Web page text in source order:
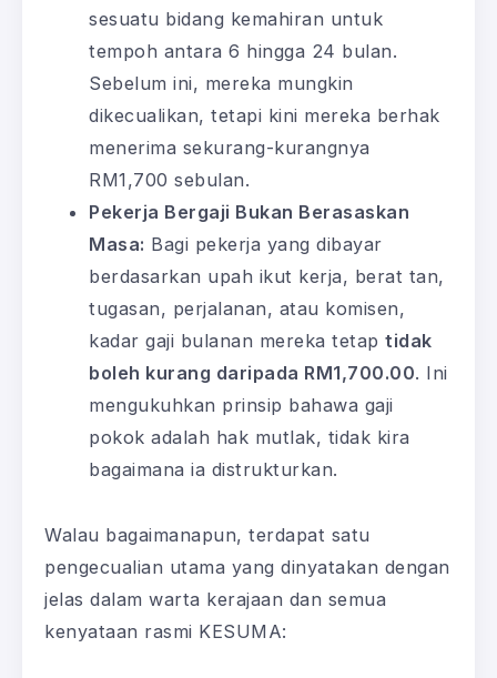
sesuatu bidang kemahiran untuk
tempoh antara 6 hingga 24 bulan.
Sebelum ini, mereka mungkin
dikecualikan, tetapi kini mereka berhak
menerima sekurang-kurangnya
RM1,700 sebulan.
Pekerja Bergaji Bukan Berasaskan
Masa: Bagi pekerja yang dibayar
berdasarkan upah ikut kerja, berat tan,
tugasan, perjalanan, atau komisen,
kadar gaji bulanan mereka tetap tidak
boleh kurang daripada RM1,700.00. Ini
mengukuhkan prinsip bahawa gaji
pokok adalah hak mutlak, tidak kira
bagaimana ia distrukturkan.
Walau bagaimanapun, terdapat satu
pengecualian utama yang dinyatakan dengan
jelas dalam warta kerajaan dan semua
kenyataan rasmi KESUMA: